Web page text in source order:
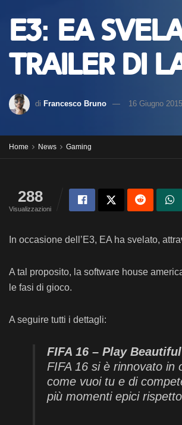
E3: EA
trailer di
di Francesco Bruno 16 Giugno 2015
Home News Gaming
288
Visualizzazioni
In occasione dell’E3, EA ha svelato,
A tal proposito, la software house
le fasi di gioco.
A seguire tutti i dettagli:
FIFA 16 – Play Beautiful
FIFA 16 si è rinnovato in
come vuoi tu e di
più momenti epici